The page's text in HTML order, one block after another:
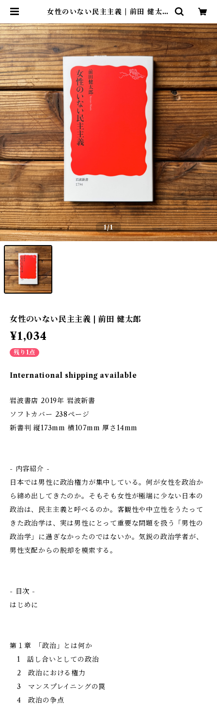
女性のいない民主主義 | 前田 健太郎
文庫
1/1
女性のいない民主主義 | 前田 健太郎
¥1,034
残り1点
International shipping available
岩波書店 2019年 岩波新書
ソフトカバー 238ぺージ
新書判 縦173mm 横107mm 厚さ14mm
- 内容紹介 -
日本では男性に政治権力が集中している。何が女性を政治か
ら締め出してきたのか。そもそも女性が極端に少ない日本の
政治は、民主主義と呼べるのか。客観性や中立性をうたって
きた政治学は、実は男性にとって重要な問題を扱う「男性の
政治学」に過ぎなかったのではないか。気鋭の政治学者が、
男性支配からの脱却を模索する。
- 目次 -
はじめに
第１章 ｢政治」とは何か
1 話し合いとしての政治
2 政治における権力
3 マンスプレイニングの罠
4 政治の争点